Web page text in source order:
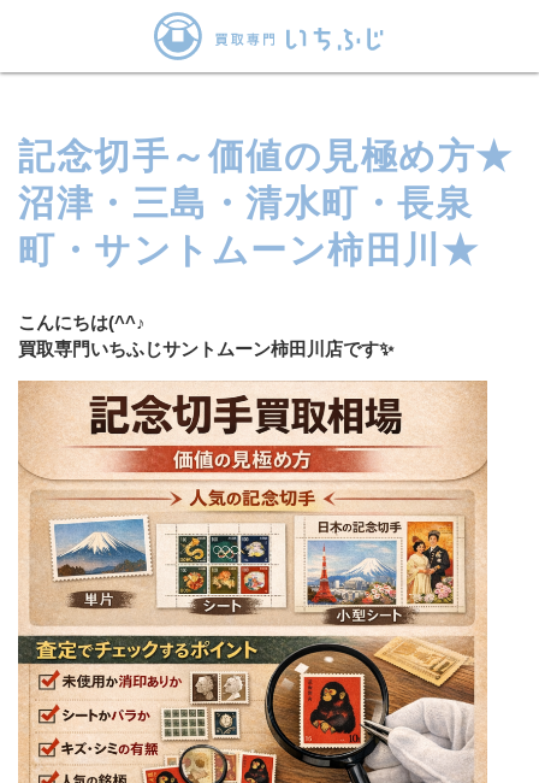
記念切手～価値の見極め方★
沼津・三島・清水町・長泉
町・サントムーン柿田川★
こんにちは(^^♪
買取専門いちふじサントムーン柿田川店です✨